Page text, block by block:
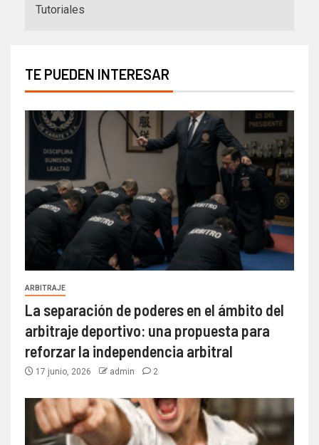
Tutoriales
TE PUEDEN INTERESAR
ARBITRAJE
La separación de poderes en el ámbito del
arbitraje deportivo: una propuesta para
reforzar la independencia arbitral
17 junio, 2026 admin 2